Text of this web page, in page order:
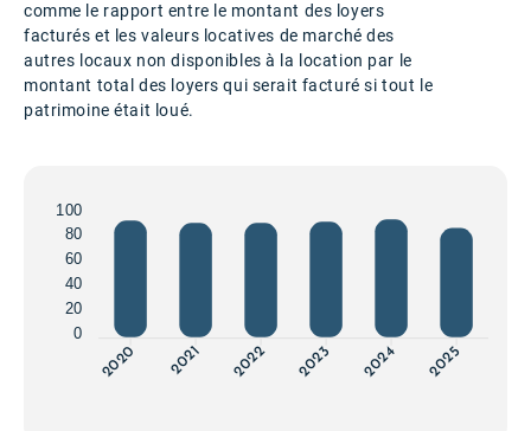
100
80
60
40
20
0
2020 2021 2022 2023 2024 2025
comme le rapport entre le montant des loyers
facturés et les valeurs locatives de marché des
autres locaux non disponibles à la location par le
montant total des loyers qui serait facturé si tout le
patrimoine était loué.